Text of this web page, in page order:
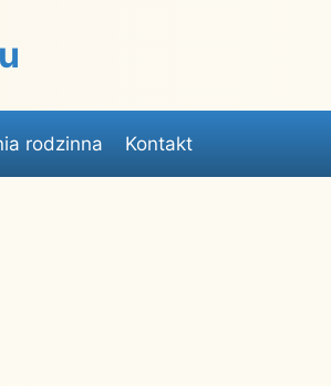
rodzinna Kontakt